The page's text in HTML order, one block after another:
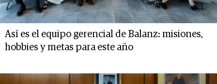
Así es el equipo gerencial de Balanz: misiones,
hobbies y metas para este año